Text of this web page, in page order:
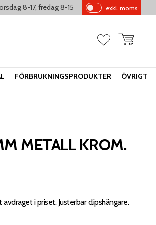
8-17, fredag 8-15
Pr
s
exkl. moms
FavoriterKundvagn
FÖRBRUKNINGSPRODUKTER ÖVRIGT
METALL KROM.
i priset. Justerbar clipshängare.